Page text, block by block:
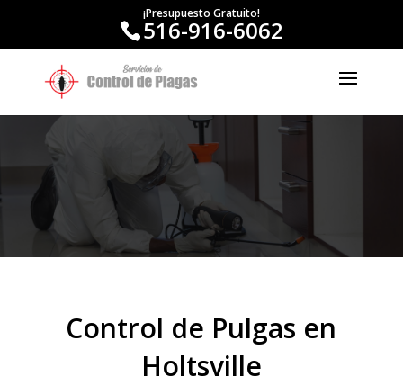
¡Presupuesto Gratuito!
516-916-6062
Control de Pulgas en
Holtsville